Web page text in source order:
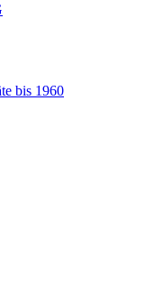
bis 1960